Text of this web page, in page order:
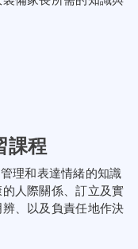
課程
理和表達情緒的知識
人際關係、訂立及實
、以及負責任地作決